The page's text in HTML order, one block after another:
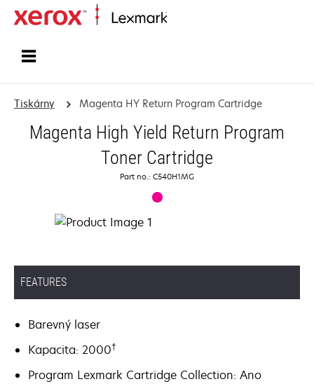
Tiskárny Magenta HY Return Program Cartridge
Magenta High Yield Return Program
Toner Cartridge
Part no.: C540H1MG
FEATURES
Barevný laser
Kapacita: 2000†
Program Lexmark Cartridge Collection: Ano